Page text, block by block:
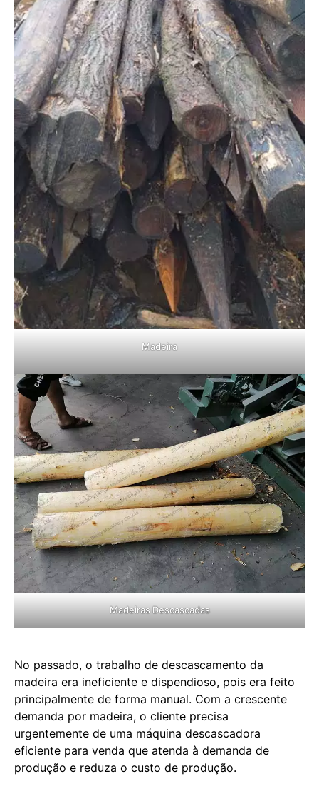
Madeira
Madeiras Descascadas
No passado, o trabalho de descascamento da
madeira era ineficiente e dispendioso, pois era feito
principalmente de forma manual. Com a crescente
demanda por madeira, o cliente precisa
urgentemente de uma máquina descascadora
eficiente para venda que atenda à demanda de
produção e reduza o custo de produção.